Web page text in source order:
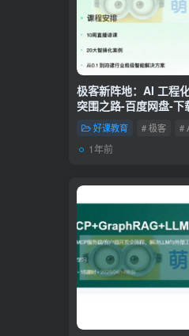
极客新阵地：AI 工程
突围之路-百度网盘-下
好课教育 # 极客 #
1年前